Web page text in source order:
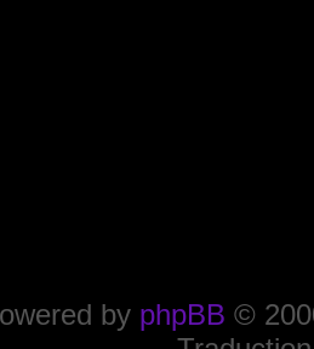
by phpBB ©